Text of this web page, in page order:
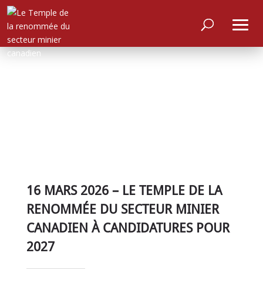
À
PROPOS
RENCONTRER
LES
MEMBRES
16 MARS 2026 – LE TEMPLE DE LA
RENOMMÉE DU SECTEUR MINIER
CANADIEN À CANDIDATURES POUR
2027